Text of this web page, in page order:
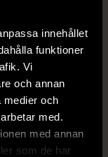
innehållet
funktioner
Vi
och annan
medier och
med.
med annan
som de har
1/5
skick